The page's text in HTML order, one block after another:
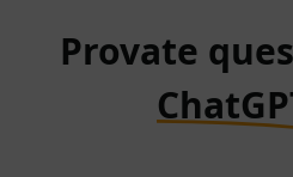
Provate